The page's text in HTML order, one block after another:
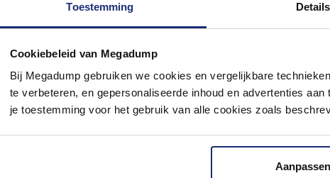
Toestemming Details
Cookiebeleid van Megadump
Bij Megadump gebruiken we cookies en vergelijkbare
te verbeteren, en gepersonaliseerde inhoud en advertenties
je toestemming voor het gebruik van alle cookies zoals
Aanpassen
ook